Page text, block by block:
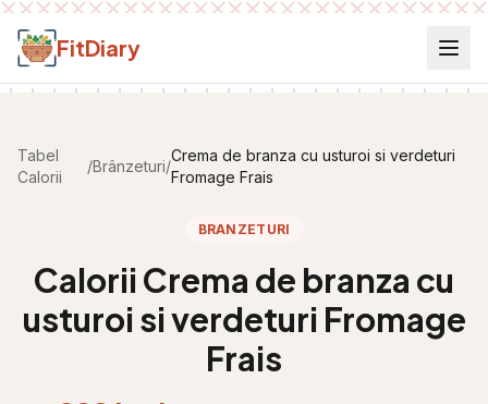
Salt la conținut
FitDiary
Tabel
Calorii
/Brânzeturi/
Crema de branza cu usturoi si verdeturi
Fromage Frais
BRANZETURI
Calorii Crema de branza cu
usturoi si verdeturi Fromage
Frais